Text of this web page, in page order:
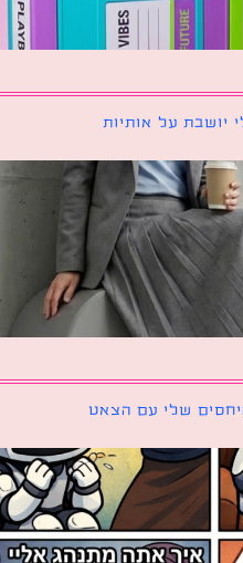
על אותיות
שלי עם הצאט